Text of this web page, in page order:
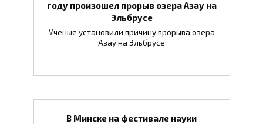
году произошел прорыв озера Азау на
Эльбрусе
Ученые установили причину прорыва озера
Азау на Эльбрусе
В Минске на фестивале науки